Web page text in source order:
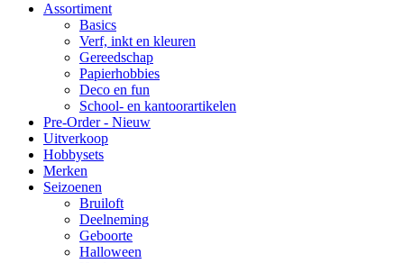
Assortiment
Basics
Verf, inkt en kleuren
Gereedschap
Papierhobbies
Deco en fun
School- en kantoorartikelen
Pre-Order - Nieuw
Uitverkoop
Hobbysets
Merken
Seizoenen
Bruiloft
Deelneming
Geboorte
Halloween